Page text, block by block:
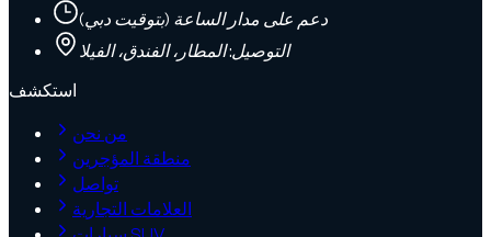
دعم على مدار الساعة (بتوقيت دبي)
التوصيل: المطار، الفندق، الفيلا
استكشف
من نحن
منطقة المؤجرين
تواصل
العلامات التجارية